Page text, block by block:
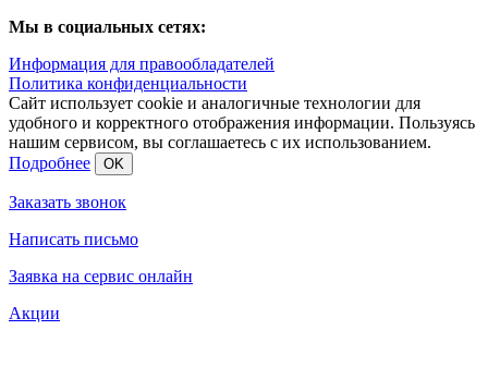
Мы в социальных сетях:
Информация для правообладателей
Политика конфиденциальности
Сайт использует cookie и аналогичные технологии для
удобного и корректного отображения информации. Пользуясь
нашим сервисом, вы соглашаетесь с их использованием.
Подробнее
OK
Заказать звонок
Написать письмо
Заявка на сервис онлайн
Акции